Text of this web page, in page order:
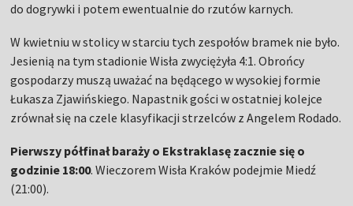
do dogrywki i potem ewentualnie do rzutów karnych.
W kwietniu w stolicy w starciu tych zespołów bramek nie było.
Jesienią na tym stadionie Wisła zwyciężyła 4:1. Obrońcy
gospodarzy muszą uważać na będącego w wysokiej formie
Łukasza Zjawińskiego. Napastnik gości w ostatniej kolejce
zrównał się na czele klasyfikacji strzelców z Angelem Rodado.
Pierwszy półfinał baraży o Ekstraklasę zacznie się o
godzinie 18:00. Wieczorem Wisła Kraków podejmie Miedź
(21:00).